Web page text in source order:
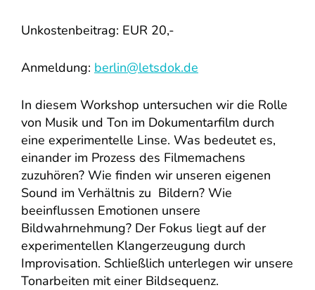
Unkostenbeitrag: EUR 20,-
Anmeldung: berlin@letsdok.de
In diesem Workshop untersuchen wir die Rolle
von Musik und Ton im Dokumentarfilm durch
eine experimentelle Linse. Was bedeutet es,
einander im Prozess des Filmemachens
zuzuhören? Wie finden wir unseren eigenen
Sound im Verhältnis zu Bildern? Wie
beeinflussen Emotionen unsere
Bildwahrnehmung? Der Fokus liegt auf der
experimentellen Klangerzeugung durch
Improvisation. Schließlich unterlegen wir unsere
Tonarbeiten mit einer Bildsequenz.